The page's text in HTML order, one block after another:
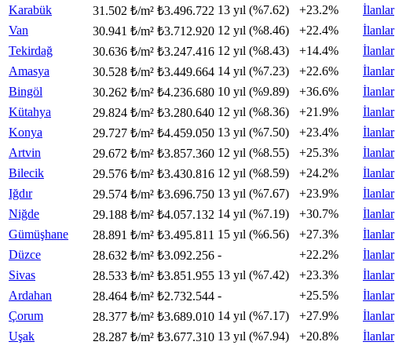
Karabük
31.502 ₺/m² ₺3.496.722 13 yıl (%7.62) +23.2%
İlanlar
Van
30.941 ₺/m² ₺3.712.920 12 yıl (%8.46) +22.4%
İlanlar
Tekirdağ
30.636 ₺/m² ₺3.247.416 12 yıl (%8.43) +14.4%
İlanlar
Amasya
30.528 ₺/m² ₺3.449.664 14 yıl (%7.23) +22.6%
İlanlar
Bingöl
30.262 ₺/m² ₺4.236.680 10 yıl (%9.89) +36.6%
İlanlar
Kütahya
29.824 ₺/m² ₺3.280.640 12 yıl (%8.36) +21.9%
İlanlar
Konya
29.727 ₺/m² ₺4.459.050 13 yıl (%7.50) +23.4%
İlanlar
Artvin
29.672 ₺/m² ₺3.857.360 12 yıl (%8.55) +25.3%
İlanlar
Bilecik
29.576 ₺/m² ₺3.430.816 12 yıl (%8.59) +24.2%
İlanlar
Iğdır
29.574 ₺/m² ₺3.696.750 13 yıl (%7.67) +23.9%
İlanlar
Niğde
29.188 ₺/m² ₺4.057.132 14 yıl (%7.19) +30.7%
İlanlar
Gümüşhane
28.891 ₺/m² ₺3.495.811 15 yıl (%6.56) +27.3%
İlanlar
Düzce
28.632 ₺/m² ₺3.092.256 - +22.2%
İlanlar
Sivas
28.533 ₺/m² ₺3.851.955 13 yıl (%7.42) +23.3%
İlanlar
Ardahan
28.464 ₺/m² ₺2.732.544 - +25.5%
İlanlar
Çorum
28.377 ₺/m² ₺3.689.010 14 yıl (%7.17) +27.9%
İlanlar
Uşak
28.287 ₺/m² ₺3.677.310 13 yıl (%7.94) +20.8%
İlanlar